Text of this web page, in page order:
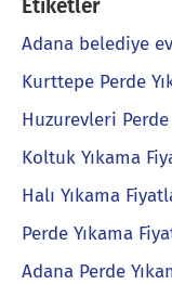
Etiketler
Adana belediye
Kurttepe Perde
Huzurevleri Perde
Koltuk Yıkama
Halı Yıkama
Perde Yıkama
Adana Perde